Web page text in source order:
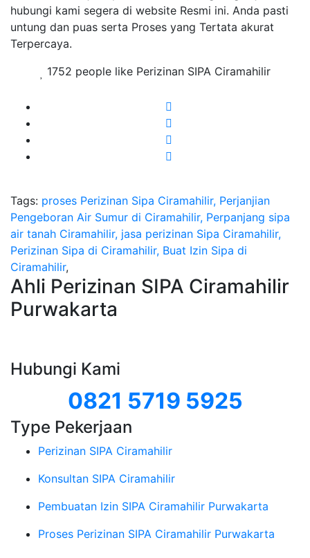
hubungi kami segera di website Resmi ini. Anda pasti
untung dan puas serta Proses yang Tertata akurat
Terpercaya.
1752 people like Perizinan SIPA Ciramahilir
Tags: proses Perizinan Sipa Ciramahilir, Perjanjian
Pengeboran Air Sumur di Ciramahilir, Perpanjang sipa
air tanah Ciramahilir, jasa perizinan Sipa Ciramahilir,
Perizinan Sipa di Ciramahilir, Buat Izin Sipa di
Ciramahilir,
Ahli Perizinan SIPA Ciramahilir
Purwakarta
Hubungi Kami
0821 5719 5925
Type Pekerjaan
Perizinan SIPA Ciramahilir
Konsultan SIPA Ciramahilir
Pembuatan Izin SIPA Ciramahilir Purwakarta
Proses Perizinan SIPA Ciramahilir Purwakarta